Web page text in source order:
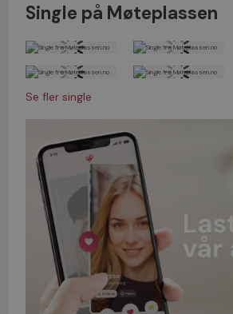
Single på Møteplassen
Se fler single